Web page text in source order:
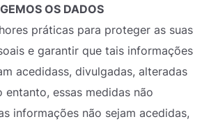
OS DADOS
práticas para proteger as suas
e garantir que tais informações
acedidass, divulgadas, alteradas
entanto, essas medidas não
informações não sejam acedidas,